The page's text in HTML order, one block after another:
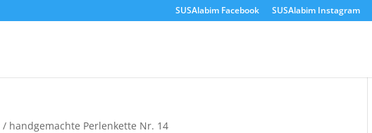
SUSAlabim Facebook SUSAlabim Instagram
/ handgemachte Perlenkette Nr. 14